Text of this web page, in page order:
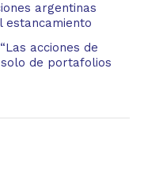
argentinas
estancamiento
acciones de
de portafolios